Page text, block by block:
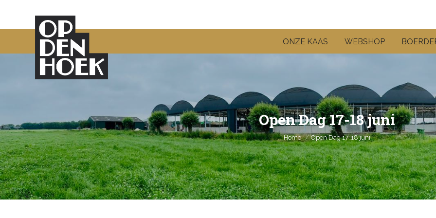
ONZE KAAS WEBSHOP
Open Dag 17-18 juni
Je bent hier:
Home Open Dag 17-18 juni